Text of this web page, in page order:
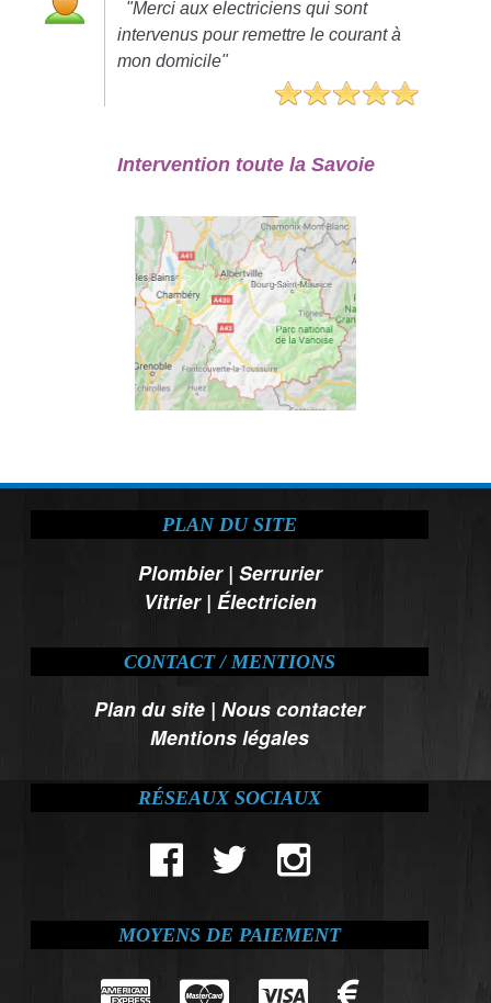
"Merci aux electriciens qui sont
intervenus pour remettre le courant à
mon domicile"
Intervention toute la Savoie
PLAN DU SITE
Plombier| Serrurier
Vitrier| Électricien
CONTACT / MENTIONS
Plan du site |Nous contacter
Mentions légales
RÉSEAUX SOCIAUX
MOYENS DE PAIEMENT